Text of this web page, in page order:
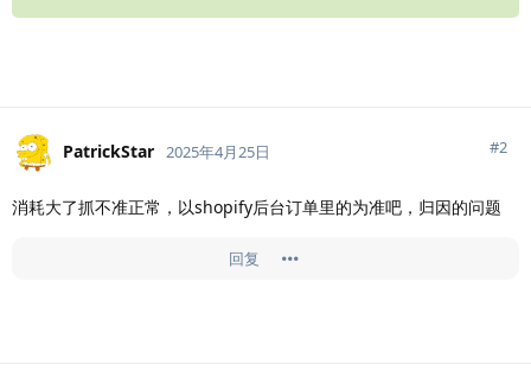
PatrickStar 2025年4月25日 #2
消耗大了抓不准正常，以shopify后台订单里的为准吧，归因的问题
回复